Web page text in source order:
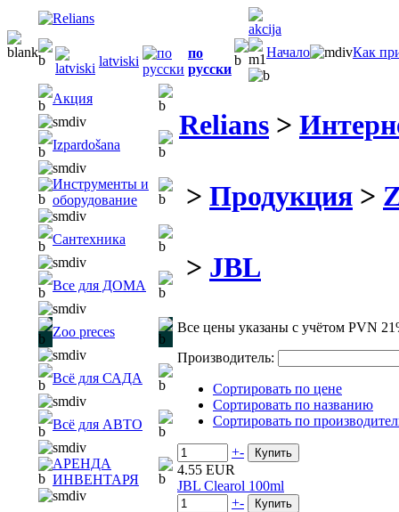
latviski
по
русски
Начало Как
Акция
Izpardošana
Инструменты и
оборудование
Сантехника
Все для ДОМА
Zoo preces
Всё для САДА
Всё для АВТО
АРЕНДА
ИНВЕНТАРЯ
Relians >
> Продукция >
> JBL
Все цены указаны с учётом PVN
Производитель:
Сортировать по цене
Сортировать по названию
Сортировать по
+-
4.55 EUR
JBL Clearol 100ml
+-